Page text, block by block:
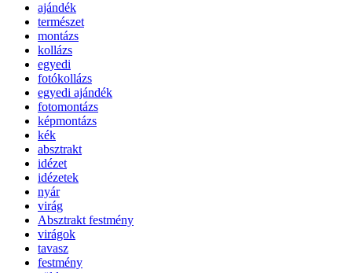
ajándék
természet
montázs
kollázs
egyedi
fotókollázs
egyedi ajándék
fotomontázs
képmontázs
kék
absztrakt
idézet
idézetek
nyár
virág
Absztrakt festmény
virágok
tavasz
festmény